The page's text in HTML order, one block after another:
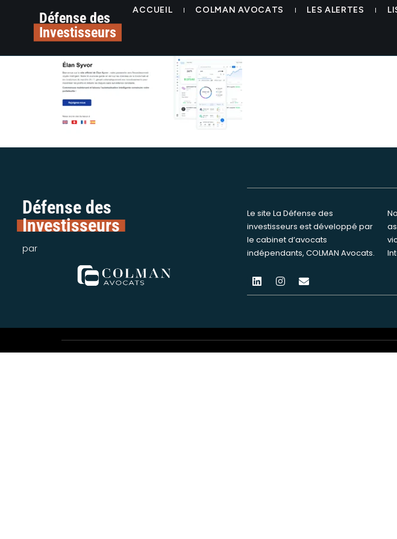
Défense des
Investisseurs
ACCUEIL COLMAN AVOCATS LES ALERTES
alerte liste noire AMF elan syvor
Défense des
Investisseurs
par
Le site La Défense des
investisseurs est développé par
le cabinet d’avocats
indépendants, COLMAN Avocats.
Nous intervenons pour informer,
assister et représenter les
victimes d’escroqueries sur